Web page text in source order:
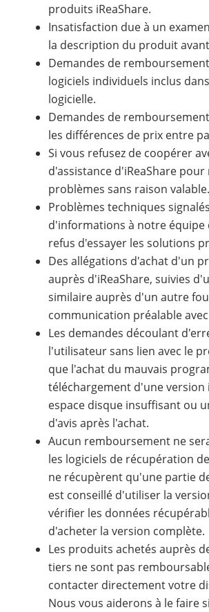
produits iReaShare.
Insatisfaction due à un
la description du produit
Demandes de
logiciels individuels inclus
logicielle.
Demandes de
les différences de prix entre
Si vous refusez de coopérer
d'assistance d'iReaShare
problèmes sans raison valable.
Problèmes techniques
d'informations à notre équipe
refus d'essayer les solutions
Des allégations d'achat d'un
auprès d'iReaShare, suivies
similaire auprès d'un autre
communication préalable
Les demandes découlant
l'utilisateur sans lien avec le
que l'achat du mauvais
téléchargement d'une version
espace disque insuffisant ou
d'avis après l'achat.
Aucun remboursement ne
les logiciels de récupération
ne récupèrent qu'une partie
est conseillé d'utiliser la
vérifier les données
d'acheter la version complète.
Les produits achetés auprès
tiers ne sont pas
contacter directement votre
Nous vous aiderons à le faire